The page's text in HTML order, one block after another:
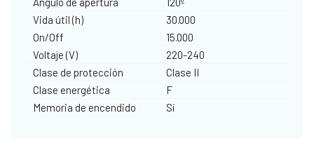
Vida útil (h)
30.000
On/Off
15.000
Voltaje (V)
220-240
Clase de protección
Clase II
Clase energética
F
Memoria de encendido
Sí